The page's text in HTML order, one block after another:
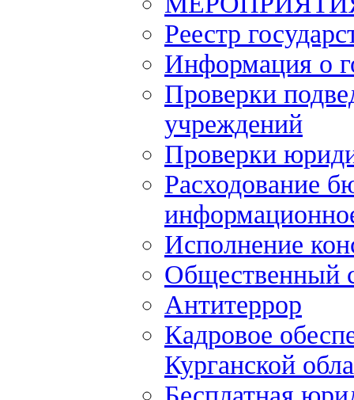
Реестр
Информация о
Проверки
учреждений
Проверки
Расходование
Исполнение
Общественный
Антитеррор
Кадровое
Курганской